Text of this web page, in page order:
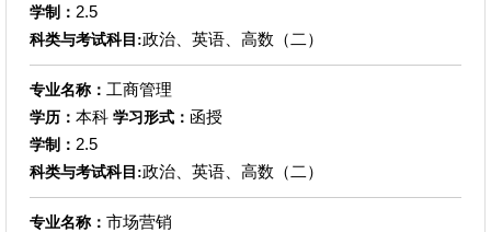
学制： 2.5
科类与考试科目:政治、英语、高数（二）
专业名称： 工商管理
学历： 本科 学习形式： 函授
学制： 2.5
科类与考试科目:政治、英语、高数（二）
专业名称： 市场营销